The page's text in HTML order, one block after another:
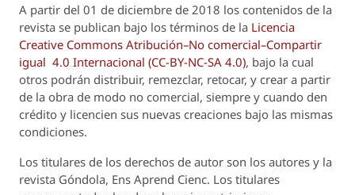
A partir del 01 de diciembre de 2018 los contenidos de la
revista se publican bajo los términos de la Licencia
Creative Commons Atribución–No comercial–Compartir
igual 4.0 Internacional (CC-BY-NC-SA 4.0), bajo la cual
otros podrán distribuir, remezclar, retocar, y crear a partir
de la obra de modo no comercial, siempre y cuando den
crédito y licencien sus nuevas creaciones bajo las mismas
condiciones.
Los titulares de los derechos de autor son los autores y la
revista Góndola, Ens Aprend Cienc. Los titulares